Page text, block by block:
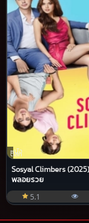
หนัง
ตลก
Sosyal Climbers
พลอยรวย
5.1